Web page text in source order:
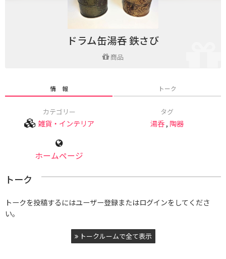
ドラム缶湯呑 鉄さび
商品
情 報 トーク
カテゴリー
雑貨・インテリア
タグ
湯呑, 陶器
ホームページ
トーク
トークを投稿するにはユーザー登録またはログインをしてくださ
い。
トークルームで全て表示